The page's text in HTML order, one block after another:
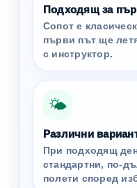
Подходящ за
Сопот е
първи път ще
с инструктор.
🌤️
Различни
При подходящ
стандартни, по-
полети според